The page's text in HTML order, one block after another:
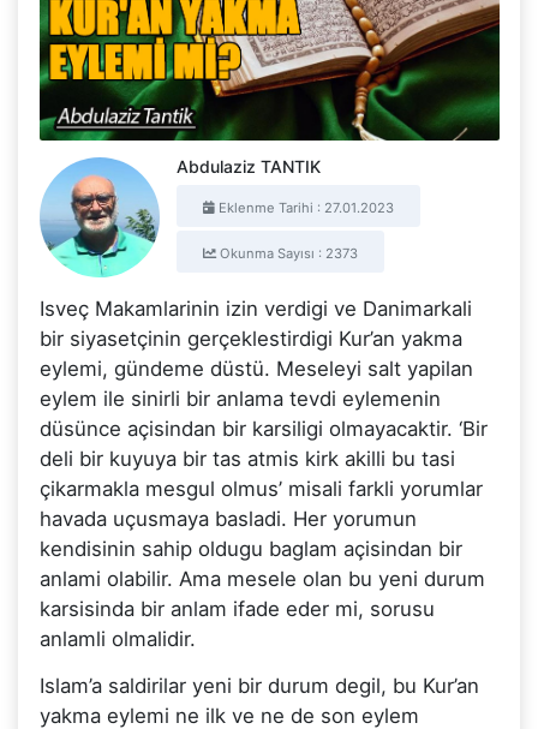
Abdulaziz TANTIK
Eklenme Tarihi : 27.01.2023
Okunma Sayısı : 2373
Isveç Makamlarinin izin verdigi ve Danimarkali
bir siyasetçinin gerçeklestirdigi Kur’an yakma
eylemi, gündeme düstü. Meseleyi salt yapilan
eylem ile sinirli bir anlama tevdi eylemenin
düsünce açisindan bir karsiligi olmayacaktir. ‘Bir
deli bir kuyuya bir tas atmis kirk akilli bu tasi
çikarmakla mesgul olmus’ misali farkli yorumlar
havada uçusmaya basladi. Her yorumun
kendisinin sahip oldugu baglam açisindan bir
anlami olabilir. Ama mesele olan bu yeni durum
karsisinda bir anlam ifade eder mi, sorusu
anlamli olmalidir.
Islam’a saldirilar yeni bir durum degil, bu Kur’an
yakma eylemi ne ilk ve ne de son eylem